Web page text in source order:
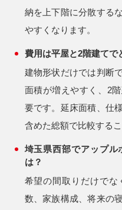
納を上下階に分散する
やすくなります。
費用は平屋と2階建てで
建物形状だけでは判断
面積が増えやすく、2
要です。延床面積、仕
含めた総額で比較するこ
埼玉県西部でアップル
は？
希望の間取りだけでな
数、家族構成、将来の